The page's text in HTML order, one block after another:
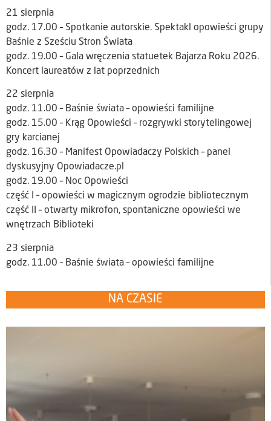
21 sierpnia
godz. 17.00 – Spotkanie autorskie. Spektakl opowieści grupy
Baśnie z Sześciu Stron Świata
godz. 19.00 – Gala wręczenia statuetek Bajarza Roku 2026.
Koncert laureatów z lat poprzednich
22 sierpnia
godz. 11.00 – Baśnie świata – opowieści familijne
godz. 15.00 – Krąg Opowieści – rozgrywki storytelingowej
gry karcianej
godz. 16.30 – Manifest Opowiadaczy Polskich – panel
dyskusyjny Opowiadacze.pl
godz. 19.00 – Noc Opowieści
część I – opowieści w magicznym ogrodzie bibliotecznym
część II – otwarty mikrofon, spontaniczne opowieści we
wnętrzach Biblioteki
23 sierpnia
godz. 11.00 – Baśnie świata – opowieści familijne
NA CZASIE